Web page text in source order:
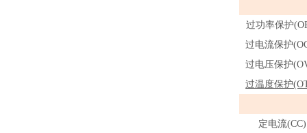
过功率保护
过电流保护
过电压保护
过温度保护
定电流(CC)